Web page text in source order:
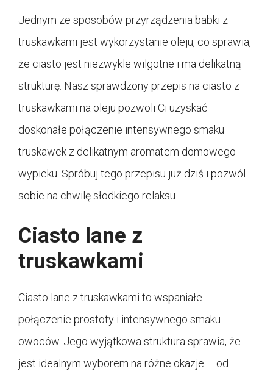
Jednym ze sposobów przyrządzenia babki z
truskawkami jest wykorzystanie oleju, co sprawia,
że ciasto jest niezwykle wilgotne i ma delikatną
strukturę. Nasz sprawdzony przepis na ciasto z
truskawkami na oleju pozwoli Ci uzyskać
doskonałe połączenie intensywnego smaku
truskawek z delikatnym aromatem domowego
wypieku. Spróbuj tego przepisu już dziś i pozwól
sobie na chwilę słodkiego relaksu.
Ciasto lane z
truskawkami
Ciasto lane z truskawkami to wspaniałe
połączenie prostoty i intensywnego smaku
owoców. Jego wyjątkowa struktura sprawia, że
jest idealnym wyborem na różne okazje – od